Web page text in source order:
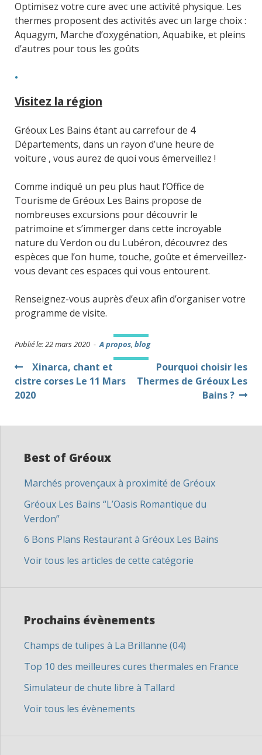
Optimisez votre cure avec une activité physique. Les
thermes proposent des activités avec un large choix :
Aquagym, Marche d’oxygénation, Aquabike, et pleins
d’autres pour tous les goûts
Visitez la région
Gréoux Les Bains étant au carrefour de 4
Départements, dans un rayon d’une heure de
voiture , vous aurez de quoi vous émerveillez !
Comme indiqué un peu plus haut l’Office de
Tourisme de Gréoux Les Bains propose de
nombreuses excursions pour découvrir le
patrimoine et s’immerger dans cette incroyable
nature du Verdon ou du Lubéron, découvrez des
espèces que l’on hume, touche, goûte et émerveillez-
vous devant ces espaces qui vous entourent.
Renseignez-vous auprès d’eux afin d’organiser votre
programme de visite.
Publié le: 22 mars 2020 - A propos blog
Navigation
de
Xinarca, chant et
cistre corses Le 11 Mars
2020
Pourquoi choisir les
Thermes de Gréoux Les
Bains ?
Best of Gréoux
Marchés provençaux à proximité de Gréoux
Gréoux Les Bains “L’Oasis Romantique du
Verdon”
6 Bons Plans Restaurant à Gréoux Les Bains
Voir tous les articles de cette catégorie
Prochains évènements
Champs de tulipes à La Brillanne (04)
Top 10 des meilleures cures thermales en France
Simulateur de chute libre à Tallard
Voir tous les évènements